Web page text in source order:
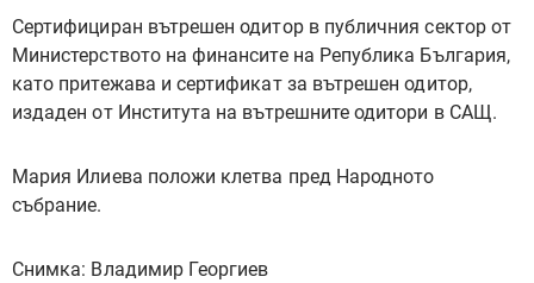
Сертифициран вътрешен одитор в публичния сектор от
Министерството на финансите на Република България,
като притежава и сертификат за вътрешен одитор,
издаден от Института на вътрешните одитори в САЩ.
Мария Илиева положи клетва пред Народното
събрание.
Снимка: Владимир Георгиев